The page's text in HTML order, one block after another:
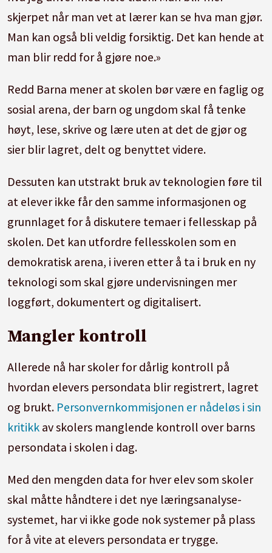
skjerpet når man vet at lærer kan se hva man gjør.
Man kan også bli veldig forsiktig. Det kan hende at
man blir redd for å gjøre noe.»
Redd Barna mener at skolen bør være en faglig og
sosial arena, der barn og ungdom skal få tenke
høyt, lese, skrive og lære uten at det de gjør og
sier blir lagret, delt og benyttet videre.
Dessuten kan utstrakt bruk av teknologien føre til
at elever ikke får den samme informasjonen og
grunnlaget for å diskutere temaer i fellesskap på
skolen. Det kan utfordre fellesskolen som en
demokratisk arena, i iveren etter å ta i bruk en ny
teknologi som skal gjøre undervisningen mer
loggført, dokumentert og digitalisert.
Mangler kontroll
Allerede nå har skoler for dårlig kontroll på
hvordan elevers persondata blir registrert, lagret
og brukt. Personvernkommisjonen er nådeløs i sin
kritikk av skolers manglende kontroll over barns
persondata i skolen i dag.
Med den mengden data for hver elev som skoler
skal måtte håndtere i det nye læringsanalyse-
systemet, har vi ikke gode nok systemer på plass
for å vite at elevers persondata er trygge.